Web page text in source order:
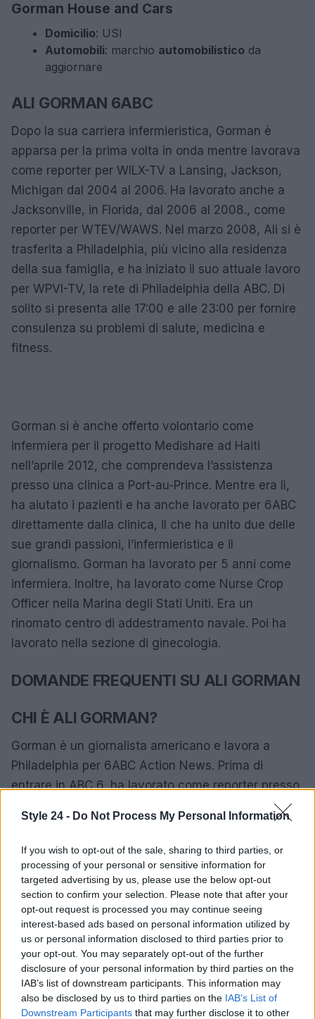
Style 24 - Do Not Process My Personal Information
If you wish to opt-out of the sale, sharing to third parties, or
processing of your personal or sensitive information for
targeted advertising by us, please use the below opt-out
section to confirm your selection. Please note that after your
opt-out request is processed you may continue seeing
interest-based ads based on personal information utilized by
us or personal information disclosed to third parties prior to
your opt-out. You may separately opt-out of the further
disclosure of your personal information by third parties on the
IAB’s list of downstream participants. This information may
also be disclosed by us to third parties on the IAB’s List of
Downstream Participants that may further disclose it to other
Gorman House and Cars
Domicilio: USI
Automobili: marchio automobilistico da
aggiornare
ALI GORMAN 6ABC
Dopo la sua carriera infermieristica, Gorman è
apparsa per la prima volta in onda mentre lavorava
come reporter per WILX-TV a Lansing, Jackson,
Michigan dal 2004 al 2006. Ha lavorato anche a
Jacksonville, in Florida, dal 2006 al 2008., come
reporter per WTEV/WAWS. Nel marzo 2008, Ali si è
trasferita a Philadelphia, più vicino alla residenza
della sua famiglia, e ha iniziato il suo attuale lavoro
per WPVI-TV, la rete di Philadelphia della ABC. Di
solito si presenta alle 17:00 e alle 23:00 per fornire
consulenza su problemi di salute, medicina e
fitness.
Gorman si è anche offerto volontario come
infermiera per il progetto Medishare ad Haiti
nell’aprile 2012, che comprendeva l’assistenza
presso una clinica a Port-au-Prince. Mentre era lì,
ha aiutato i pazienti e ha anche lavorato per 6ABC
direttamente dalla clinica, il che ha unito due delle
sue grandi passioni, l’infermieristica e il
giornalismo. Gorman ha lavorato per 5 anni come
infermiera. Inoltre, ha lavorato come Nurse Crop
Officer nella Marina degli Stati Uniti. Era un
rinomato centro di addestramento navale. Poi ha
lavorato nella sezione di ginecologia.
DOMANDE FREQUENTI SU ALI GORMAN
CHI È ALI GORMAN?
Gorman è un giornalista americano e lavora a
Philadelphia per 6ABC Action News. Prima di
entrare in ABC 6, ha lavorato come reporter presso
WILX-TV a Lansing, Jackson, Michigan dal 2004 al
2006.
QUANTI ANNI HA ALI GORMAN?
Ali ha 43 anni nel 2019, è nata il 22 settembre 1976
nel New Jersey, Stati Uniti d’America.
Caricamento… Caricamento…
QUANTO È ALTA ALI?
Si trova ad un’altezza di 5 piedi e 3 pollici (1,6 m).